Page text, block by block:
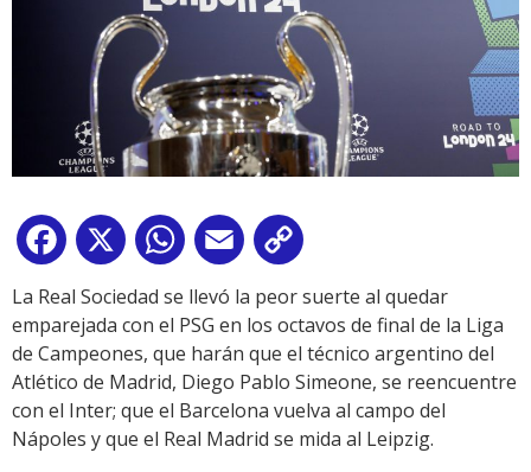
Facebook
X WhatsApp
Email
Link
La Real Sociedad se llevó la peor suerte al quedar
emparejada con el PSG en los octavos de final de la Liga
de Campeones, que harán que el técnico argentino del
Atlético de Madrid, Diego Pablo Simeone, se reencuentre
con el Inter; que el Barcelona vuelva al campo del
Nápoles y que el Real Madrid se mida al Leipzig.